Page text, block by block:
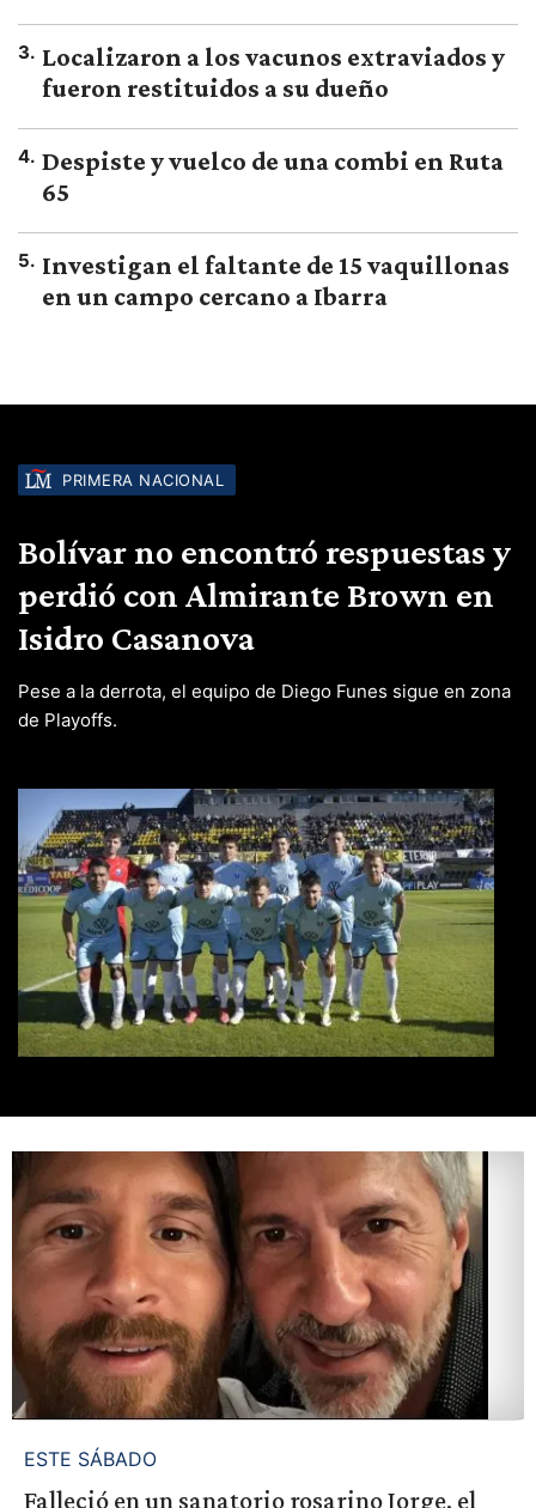
3. Localizaron a los vacunos extraviados y
fueron restituidos a su dueño
4. Despiste y vuelco de una combi en Ruta
65
5. Investigan el faltante de 15 vaquillonas
en un campo cercano a Ibarra
PRIMERA NACIONAL
Bolívar no encontró respuestas y
perdió con Almirante Brown en
Isidro Casanova
Pese a la derrota, el equipo de Diego Funes sigue en zona
de Playoffs.
ESTE SÁBADO
Falleció en un sanatorio rosarino Jorge, el